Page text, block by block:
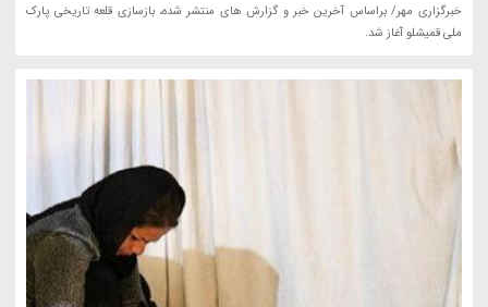
خبرگزاری مهر/ براساس آخرین خبر و گزارش های منتشر شده، بازسازی قلعه تاریخی پارک
ملی قمیشلو آغاز شد.